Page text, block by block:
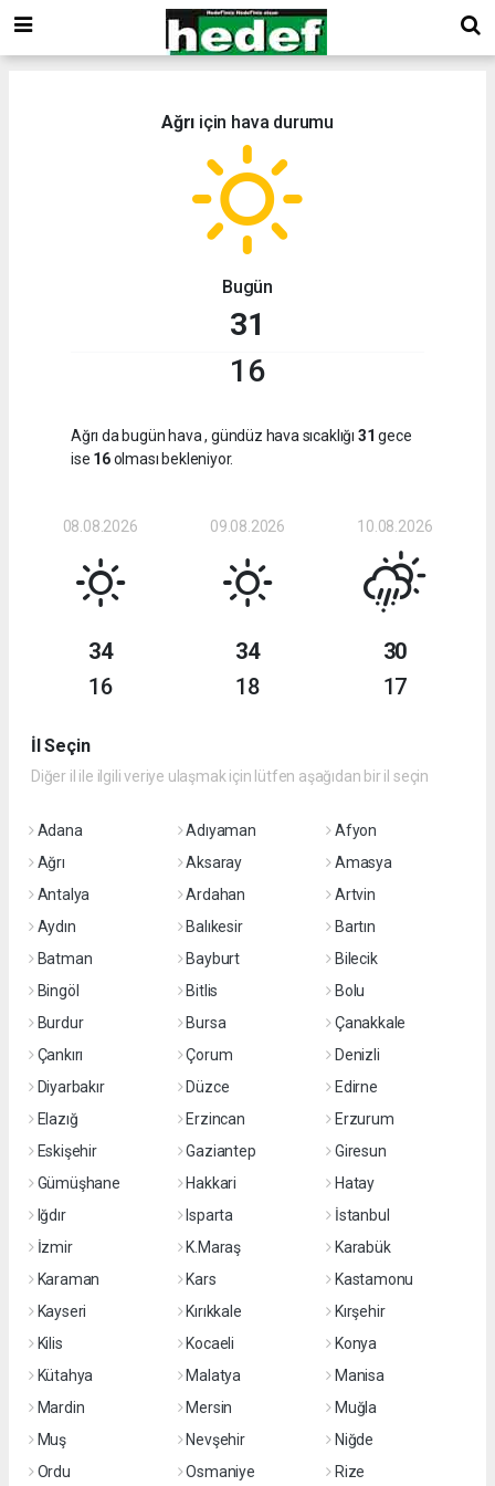
Ağrı için hava durumu
Bugün
31
16
Ağrı da bugün hava, gündüz hava sıcaklığı 31 gece
ise 16olması bekleniyor.
08.08.2026
34
16
09.08.2026
34
18
10.08.2026
30
17
İl Seçin
Diğer il ile ilgili veriye ulaşmak için lütfen aşağıdan bir il seçin
Adana Adıyaman
Afyon
Ağrı
Aksaray
Amasya
Antalya
Ardahan
Artvin
Aydın
Balıkesir
Bartın
Batman
Bayburt
Bilecik
Bingöl
Bitlis
Bolu
Burdur
Bursa
Çanakkale
Çankırı
Çorum
Denizli
Diyarbakır
Düzce
Edirne
Elazığ
Erzincan
Erzurum
Eskişehir
Gaziantep
Giresun
Gümüşhane
Hakkari
Hatay
Iğdır
Isparta
İstanbul
İzmir
K.Maraş
Karabük
Karaman
Kars
Kastamonu
Kayseri
Kırıkkale
Kırşehir
Kilis
Kocaeli
Konya
Kütahya
Malatya
Manisa
Mardin
Mersin
Muğla
Muş
Nevşehir
Niğde
Ordu
Osmaniye Rize